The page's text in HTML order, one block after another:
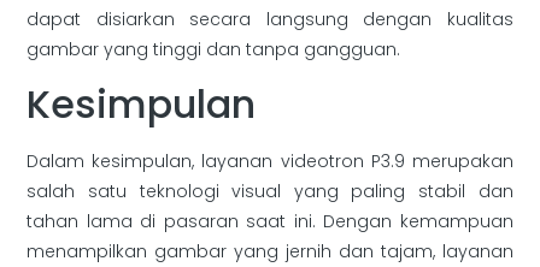
dapat disiarkan secara langsung dengan kualitas
gambar yang tinggi dan tanpa gangguan.
Kesimpulan
Dalam kesimpulan, layanan videotron P3.9 merupakan
salah satu teknologi visual yang paling stabil dan
tahan lama di pasaran saat ini. Dengan kemampuan
menampilkan gambar yang jernih dan tajam, layanan